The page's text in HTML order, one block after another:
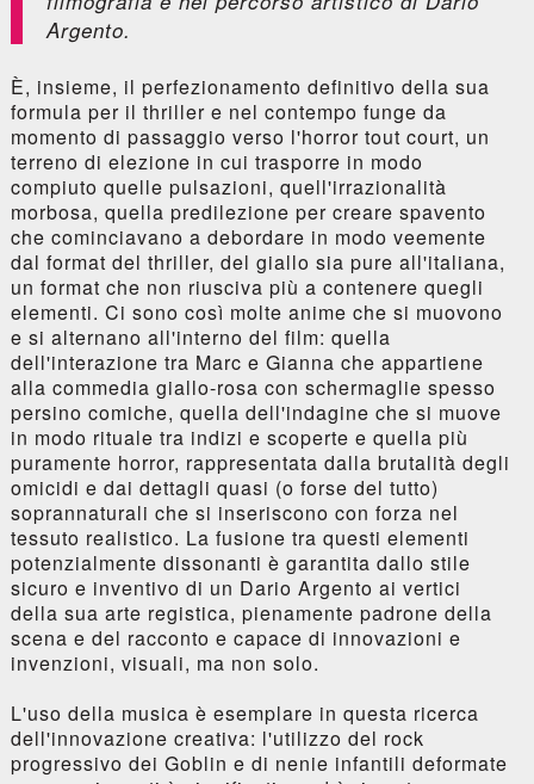
Argento.
È, insieme, il perfezionamento definitivo della sua
formula per il thriller e nel contempo funge da
momento di passaggio verso l'horror tout court, un
terreno di elezione in cui trasporre in modo
compiuto quelle pulsazioni, quell'irrazionalità
morbosa, quella predilezione per creare spavento
che cominciavano a debordare in modo veemente
dal format del thriller, del giallo sia pure all'italiana,
un format che non riusciva più a contenere quegli
elementi. Ci sono così molte anime che si muovono
e si alternano all'interno del film: quella
dell'interazione tra Marc e Gianna che appartiene
alla commedia giallo-rosa con schermaglie spesso
persino comiche, quella dell'indagine che si muove
in modo rituale tra indizi e scoperte e quella più
puramente horror, rappresentata dalla brutalità degli
omicidi e dai dettagli quasi (o forse del tutto)
soprannaturali che si inseriscono con forza nel
tessuto realistico. La fusione tra questi elementi
potenzialmente dissonanti è garantita dallo stile
sicuro e inventivo di un Dario Argento ai vertici
della sua arte registica, pienamente padrone della
scena e del racconto e capace di innovazioni e
invenzioni, visuali, ma non solo.
L'uso della musica è esemplare in questa ricerca
dell'innovazione creativa: l'utilizzo del rock
progressivo dei Goblin e di nenie infantili deformate